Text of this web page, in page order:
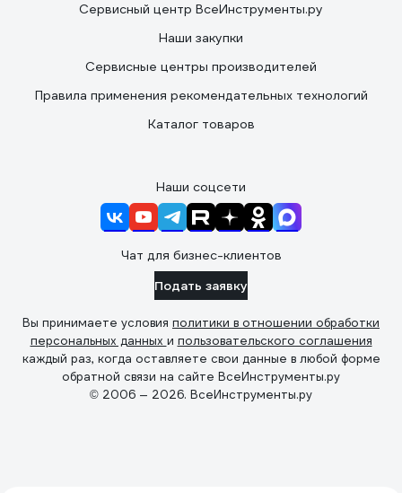
Сервисный центр ВсеИнструменты.ру
Наши закупки
Сервисные центры производителей
Правила применения рекомендательных технологий
Каталог товаров
Наши соцсети
Чат для бизнес-клиентов
Подать заявку
Вы принимаете условия политики в отношении обработки
персональных данных и пользовательского соглашения
каждый раз, когда оставляете свои данные в любой форме
обратной связи на сайте ВсеИнструменты.ру
© 2006 — 2026. ВсеИнструменты.ру